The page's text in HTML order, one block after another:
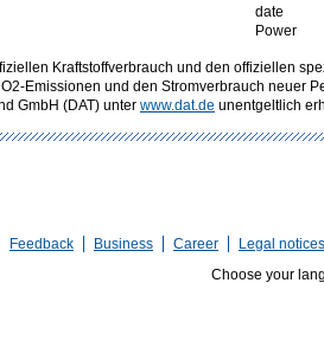
date
Power
Kraftstoffverbrauch und den offiziellen
Emissionen und den Stromverbrauch neuer
GmbH (DAT) unter www.dat.de unentgeltlich
Feedback Business Career
Legal notices
Choose your